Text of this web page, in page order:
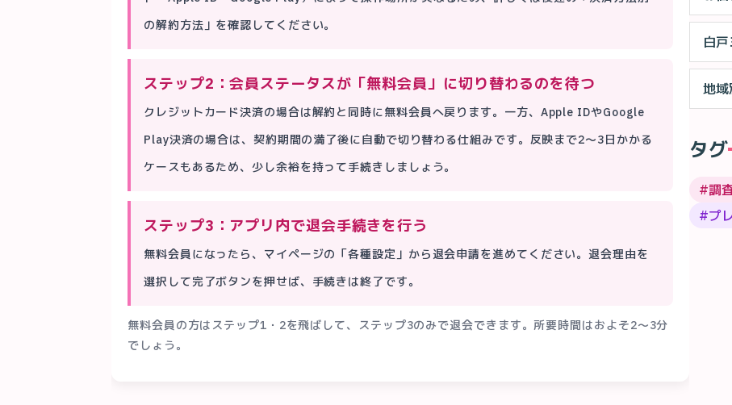
の解約方法」を確認してください。
ステップ2：会員ステータスが「無料会員」に切り替わるのを待つ
クレジットカード決済の場合は解約と同時に無料会員へ戻ります。一方、Apple IDやGoogle
Play決済の場合は、契約期間の満了後に自動で切り替わる仕組みです。反映まで2〜3日かかる
ケースもあるため、少し余裕を持って手続きしましょう。
ステップ3：アプリ内で退会手続きを行う
無料会員になったら、マイページの「各種設定」から退会申請を進めてください。退会理由を
選択して完了ボタンを押せば、手続きは終了です。
無料会員の方はステップ1・2を飛ばして、ステップ3のみで退会できます。所要時間はおよそ2〜3分
でしょう。
白
地域
タグ
#調
#プ